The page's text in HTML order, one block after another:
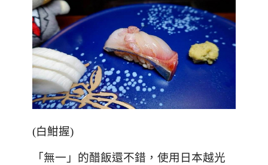
(白魽握)
「無一」的醋飯還不錯，使用日本越光